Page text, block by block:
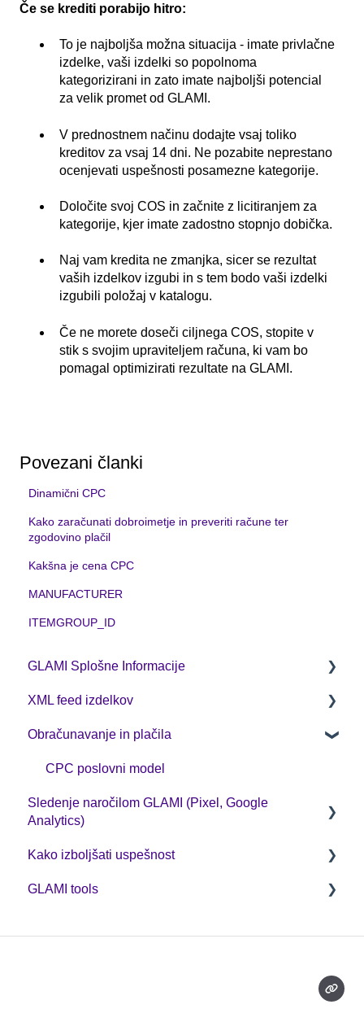
Če se krediti porabijo hitro:
To je najboljša možna situacija - imate privlačne
izdelke, vaši izdelki so popolnoma
kategorizirani in zato imate najboljši potencial
za velik promet od GLAMI.
V prednostnem načinu dodajte vsaj toliko
kreditov za vsaj 14 dni. Ne pozabite neprestano
ocenjevati uspešnosti posamezne kategorije.
Določite svoj COS in začnite z licitiranjem za
kategorije, kjer imate zadostno stopnjo dobička.
Naj vam kredita ne zmanjka, sicer se rezultat
vaših izdelkov izgubi in s tem bodo vaši izdelki
izgubili položaj v katalogu.
Če ne morete doseči ciljnega COS, stopite v
stik s svojim upraviteljem računa, ki vam bo
pomagal optimizirati rezultate na GLAMI.
Povezani članki
Dinamični CPC
Kako zaračunati dobroimetje in preveriti račune ter
zgodovino plačil
Kakšna je cena CPC
MANUFACTURER
ITEMGROUP_ID
GLAMI Splošne Informacije
Prijavite se na GLAMI
Informacije za novo registrirane trgovine
Dodatne informacije
XML feed izdelkov
XML feed: Obvezni parametri
XML feed: Priporočeni parametri
Obračunavanje in plačila
CPC poslovni model
Sledenje naročilom GLAMI (Pixel, Google
Analytics)
Koristna navodila
GA4
Kako izboljšati uspešnost
Optimizacijo
GLAMI tools